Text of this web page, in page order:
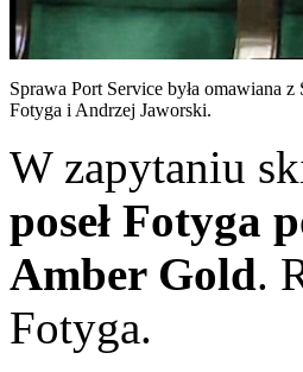
Sprawa Port Service była omawiana
Fotyga i Andrzej Jaworski.
W zapytaniu
poseł Fotyga
Amber Gold.
Fotyga.